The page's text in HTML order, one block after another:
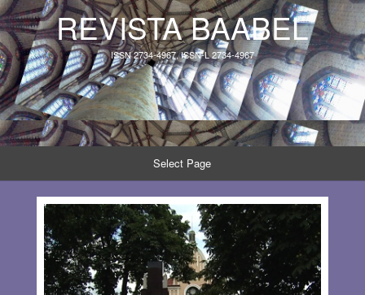
REVISTA BAABEL
ISSN 2734-4967, ISSN-L 2734-4967
Select Page